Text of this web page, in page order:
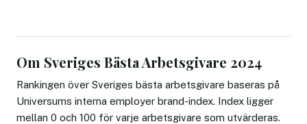
Om Sveriges Bästa Arbetsgivare 2024
Rankingen över Sveriges bästa arbetsgivare baseras på
Universums interna employer brand-index. Index ligger
mellan 0 och 100 för varje arbetsgivare som utvärderas.